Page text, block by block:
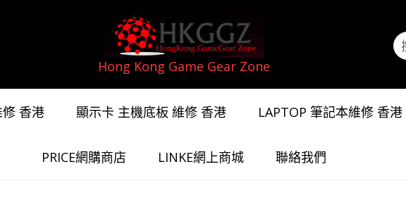
Hong Kong Game Gear Zone
搜
尋
鍵
字
香港 顯示卡 主機底板 維修 香港 LAPTOP 筆記本維修 香港
PRICE網購商店 LINKE網上商城 聯絡我們